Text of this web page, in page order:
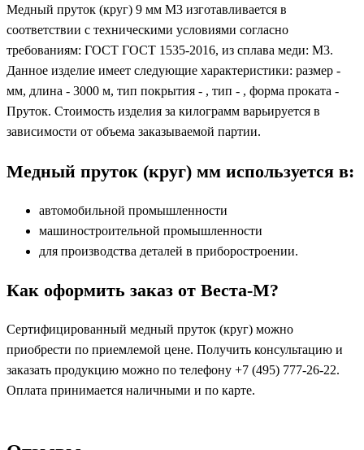
Медный пруток (круг) 9 мм М3 изготавливается в
соответствии с техническими условиями согласно
требованиям: ГОСТ ГОСТ 1535-2016, из сплава меди: М3.
Данное изделие имеет следующие характеристики: размер -
мм, длина - 3000 м, тип покрытия - , тип - , форма проката -
Пруток. Стоимость изделия за килограмм варьируется в
зависимости от объема заказываемой партии.
Медный пруток (круг) мм используется в:
автомобильной промышленности
машиностроительной промышленности
для производства деталей в приборостроении.
Как оформить заказ от Веста-М?
Сертифицированный медный пруток (круг) можно
приобрести по приемлемой цене. Получить консультацию и
заказать продукцию можно по телефону +7 (495) 777-26-22.
Оплата принимается наличными и по карте.